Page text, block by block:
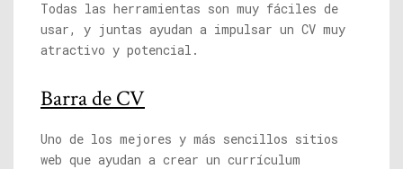
Todas las herramientas son muy fáciles de
usar, y juntas ayudan a impulsar un CV muy
atractivo y potencial.
Barra de CV
Uno de los mejores y más sencillos sitios
web que ayudan a crear un currículum